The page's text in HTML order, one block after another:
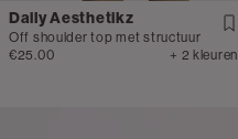
Daily Aesthetikz
Off shoulder top met structuur
€25.00
+ 2 kleuren